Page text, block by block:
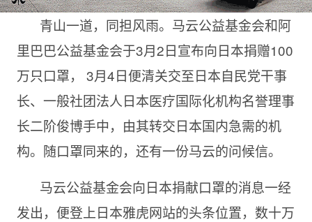
青山一道，同担风雨。马云公益基金会和阿
里巴巴公益基金会于3月2日宣布向日本捐赠100
万只口罩， 3月4日便清关交至日本自民党干事
长、一般社团法人日本医疗国际化机构名誉理事
长二阶俊博手中，由其转交日本国内急需的机
构。随口罩同来的，还有一份马云的问候信。
马云公益基金会向日本捐献口罩的消息一经
发出，便登上日本雅虎网站的头条位置，数十万